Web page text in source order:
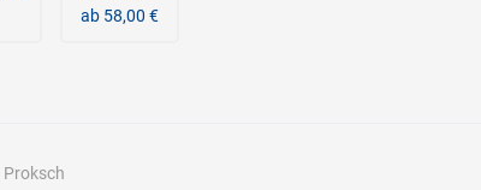
ab 58,00 €
Proksch